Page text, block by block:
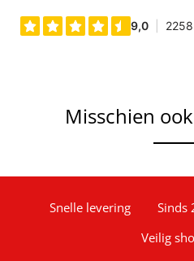
Misschien
Snelle levering Sinds
Veilig